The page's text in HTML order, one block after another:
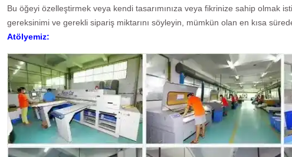
Bu öğeyi özelleştirmek veya kendi tasarımınıza veya fikrinize sahip olmak
gereksinimi ve gerekli sipariş miktarını söyleyin, mümkün olan en kısa
Atölyemiz: